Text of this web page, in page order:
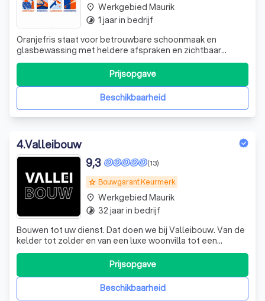
Oranjefris staat voor betrouwbare schoonmaak en
glasbewassing met heldere afspraken en zichtbaar
resultaat.
Beschikbaarheid
Prijsopgave
place Werkgebied Maurik
timelapse 1 jaar in bedrijf
4.Valleibouw
grade Bouwgarant Keurmerk
(13)
9,3
Bouwen tot uw dienst. Dat doen we bij Valleibouw. Van de
kelder tot zolder en van een luxe woonvilla tot een
praktisch kantoorpand. Wij gaan voor topkwaliteit. Een huis
moet knus zijn, een thuis zijn, maar ook af. Dát is
rustgevend. We gaan ervoor bij Valleibouw. We zijn pas
tevreden als u onbezorgdBeschikbaarheid
Prijsopgave
place Werkgebied Maurik
timelapse 32 jaar in bedrijf